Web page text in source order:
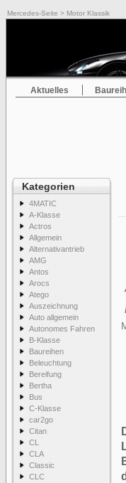
Mercedes-Seite > Motor Klassik
Aktuelles
Kategorien
4MATIC
A-Klasse
Actros
Allgemein
Alternativantrieb
AMG
Antos
Arocs
Atego
Auszeichnung
Auto allgemein
Autonomes Fahren
B-Klasse
Baureihen
Beleuchtung
Bereifung
Bertha
Bus
C-Klasse
car2go
Citan
CL
CLA
Classic
CLC